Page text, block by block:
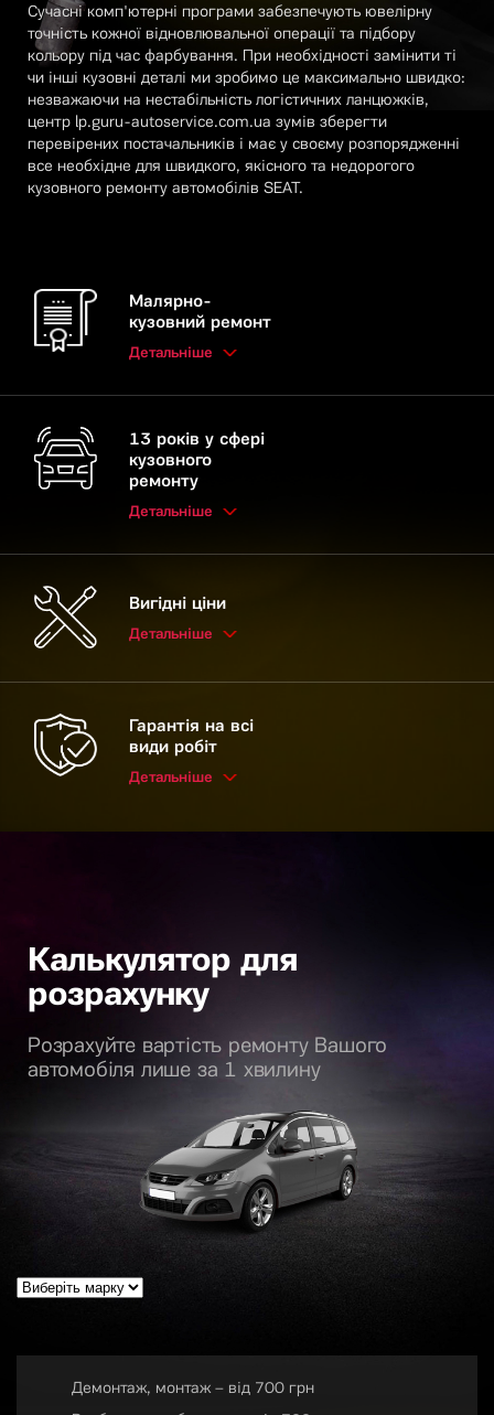
Сучасні комп'ютерні програми забезпечують ювелірну
точність кожної відновлювальної операції та підбору
кольору під час фарбування. При необхідності замінити ті
чи інші кузовні деталі ми зробимо це максимально швидко:
незважаючи на нестабільність логістичних ланцюжків,
центр lp.guru-autoservice.com.ua зумів зберегти
перевірених постачальників і має у своєму розпорядженні
все необхідне для швидкого, якісного та недорогого
кузовного ремонту автомобілів SEAT.
Малярно-
кузовний ремонт
Детальніше
13 років у сфері
кузовного
ремонту
Детальніше
Вигідні ціни
Детальніше
Гарантія на всі
види робіт
Детальніше
Калькулятор для
розрахунку
Розрахуйте вартість ремонту Вашого
автомобіля лише за 1 хвилину
Демонтаж, монтаж – від 700 грн